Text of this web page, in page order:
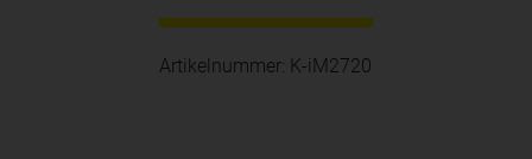
Artikelnummer: K-iM2720